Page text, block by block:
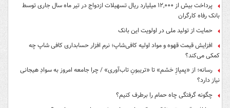
پرداخت بیش از ۱۲,۰۰۰ میلیارد ریال تسهیلات ازدواج در تیر ماه سال جاری توسط
بانک رفاه کارگران
حمایت از تولید ملی در اولویت این بانک
افزایش قیمت قهوه و مواد اولیه کافی‌شاپ؛ نرم افزار حسابداری کافی شاپ چه
کمکی می‌کند؟
رسانه؛ از «پمپاژِ خشم» تا «تریبونِ تاب‌آوری» / چرا جامعه امروز به سوادِ هیجانی
نیاز دارد؟
چگونه گرفتگی چاه حمام را برطرف کنیم؟